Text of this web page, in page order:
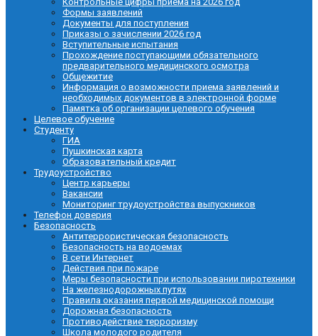
Формы заявлений
Документы для поступления
Приказы о зачислении 2026 год
Вступительные испытания
Прохождение поступающими обязательного
предварительного медицинского осмотра
Общежитие
Информация о возможности приема заявлений и
необходимых документов в электронной форме
Памятка об организации целевого обучения
Целевое обучение
Студенту
ГИА
Пушкинская карта
Образовательный кредит
Трудоустройство
Центр карьеры
Вакансии
Мониторинг трудоустройства выпускников
Телефон доверия
Безопасность
Антитеррористическая безопасность
Безопасность на водоемах
В сети Интернет
Действия при пожаре
Меры безопасности при использовании пиротехники
На железнодорожных путях
Правила оказания первой медицинской помощи
Дорожная безопасность
Противодействие терроризму
Школа молодого родителя